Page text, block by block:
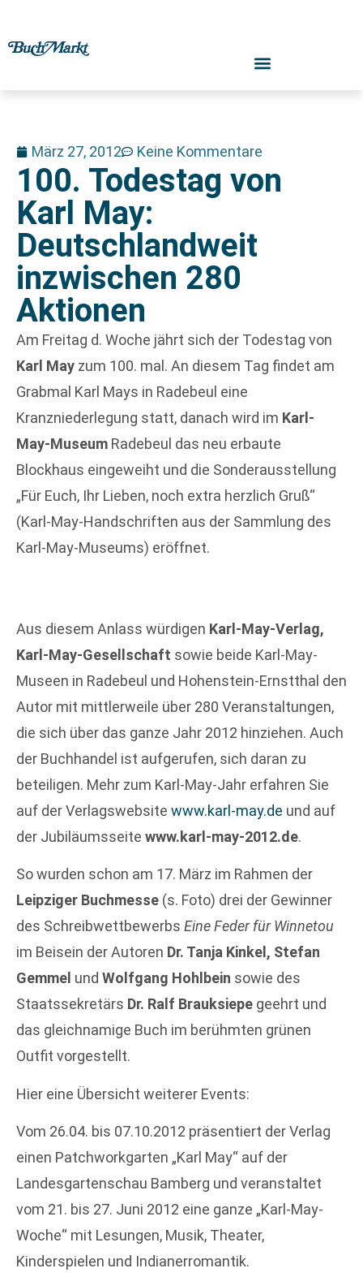
März 27, 2012 Keine Kommentare
100. Todestag von
Karl May:
Deutschlandweit
inzwischen 280
Aktionen
Am Freitag d. Woche jährt sich der Todestag von
Karl May zum 100. mal. An diesem Tag findet am
Grabmal Karl Mays in Radebeul eine
Kranzniederlegung statt, danach wird im Karl-
May-Museum Radebeul das neu erbaute
Blockhaus eingeweiht und die Sonderausstellung
„Für Euch, Ihr Lieben, noch extra herzlich Gruß“
(Karl-May-Handschriften aus der Sammlung des
Karl-May-Museums) eröffnet.
Aus diesem Anlass würdigen Karl-May-Verlag,
Karl-May-Gesellschaft sowie beide Karl-May-
Museen in Radebeul und Hohenstein-Ernstthal den
Autor mit mittlerweile über 280 Veranstaltungen,
die sich über das ganze Jahr 2012 hinziehen. Auch
der Buchhandel ist aufgerufen, sich daran zu
beteiligen. Mehr zum Karl-May-Jahr erfahren Sie
auf der Verlagswebsite www.karl-may.de und auf
der Jubiläumsseite www.karl-may-2012.de.
So wurden schon am 17. März im Rahmen der
Leipziger Buchmesse (s. Foto) drei der Gewinner
des Schreibwettbewerbs Eine Feder für Winnetou
im Beisein der Autoren Dr. Tanja Kinkel, Stefan
Gemmel und Wolfgang Hohlbein sowie des
Staatssekretärs Dr. Ralf Brauksiepe geehrt und
das gleichnamige Buch im berühmten grünen
Outfit vorgestellt.
Hier eine Übersicht weiterer Events:
Vom 26.04. bis 07.10.2012 präsentiert der Verlag
einen Patchworkgarten „Karl May“ auf der
Landesgartenschau Bamberg und veranstaltet
vom 21. bis 27. Juni 2012 eine ganze „Karl-May-
Woche“ mit Lesungen, Musik, Theater,
Kinderspielen und Indianerromantik.